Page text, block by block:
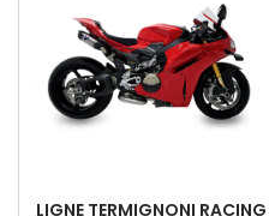
LIGNE TERMIGNONI RACING